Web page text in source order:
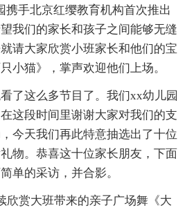
携手北京红缨教育机构首次推出
我们的家长和孩子之间能够无缝
请大家欣赏小班家长和他们的宝
小猫》，掌声欢迎他们上场。
了这么多节目了。我们xx幼儿园
这段时间里谢谢大家对我们的支
今天我们再此特意抽选出了十位
物。恭喜这十位家长朋友，下面
单的采访，并合影。
欣赏大班带来的亲子广场舞《大